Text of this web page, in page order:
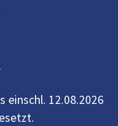
einschl. 12.08.2026